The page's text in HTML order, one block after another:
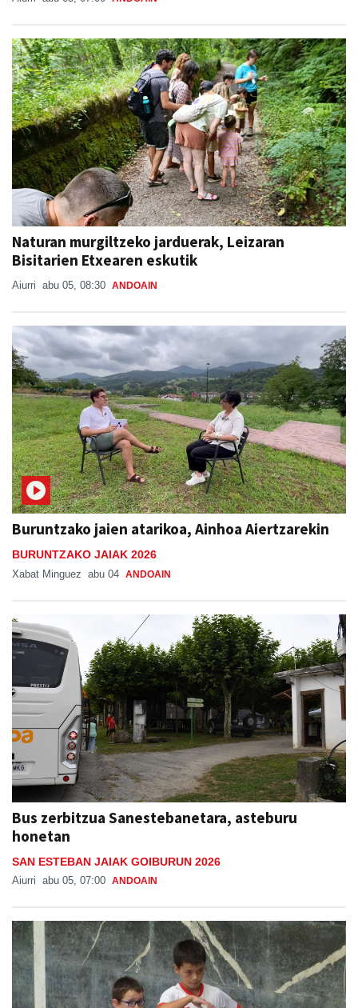
Naturan murgiltzeko jarduerak, Leizaran
Bisitarien Etxearen eskutik
Aiurri abu 05, 08:30 ANDOAIN
Buruntzako jaien atarikoa, Ainhoa Aiertzarekin
BURUNTZAKO JAIAK 2026
Xabat Minguez abu 04 ANDOAIN
Bus zerbitzua Sanestebanetara, asteburu
honetan
SAN ESTEBAN JAIAK GOIBURUN 2026
Aiurri abu 05, 07:00 ANDOAIN